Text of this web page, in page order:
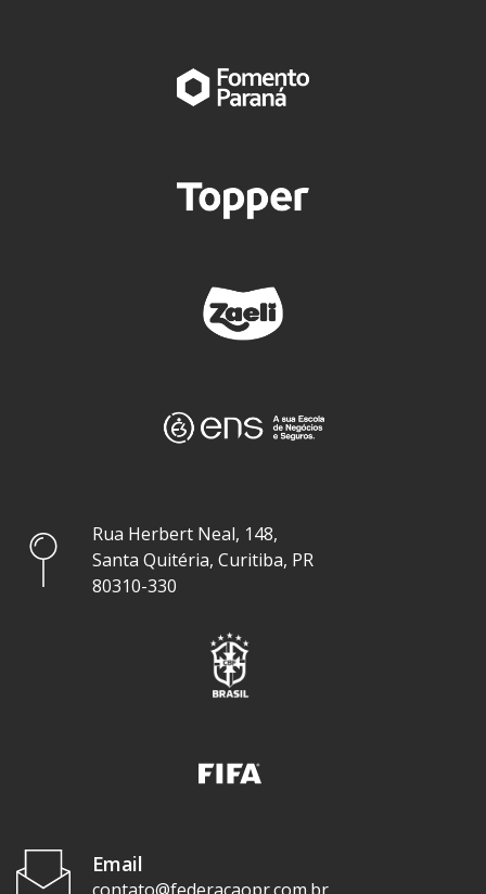
Rua Herbert Neal, 148,
Santa Quitéria, Curitiba, PR
80310-330
Email
contato@federacaopr.com.br